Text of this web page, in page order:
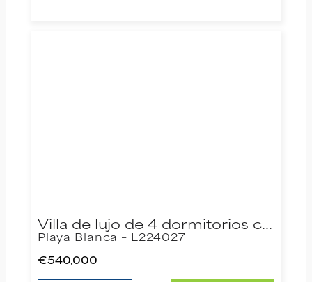
Villa de lujo de 4 dormitorios c…
Playa Blanca – L224027
€540,000